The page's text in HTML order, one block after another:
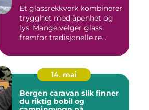
Et glassrekkverk kombinerer
trygghet med åpenhet og
lys. Mange velger glass
fremfor tradisjonelle re...
14. mai
Bergen caravan slik finner
du riktig bobil og